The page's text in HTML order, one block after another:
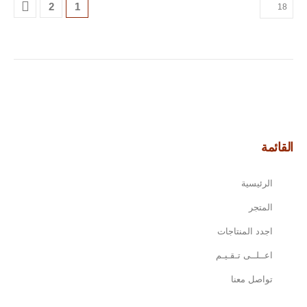
1
2
القائمة
الرئيسية
المتجر
اجدد المنتاجات
اعــلــى تـقـيـم
تواصل معنا